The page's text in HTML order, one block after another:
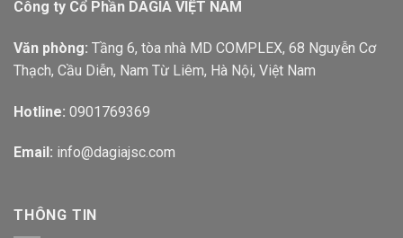
Công ty Cổ Phần DAGIA VIỆT NAM
Văn phòng: Tầng 6, tòa nhà MD COMPLEX, 68 Nguyễn Cơ
Thạch, Cầu Diễn, Nam Từ Liêm, Hà Nội, Việt Nam
Hotline: 0901769369
Email: info@dagiajsc.com
THÔNG TIN